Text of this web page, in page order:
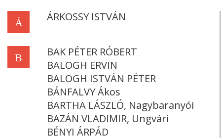
Á ÁRKOSSY ISTVÁN
B
BAK PÉTER RÓBERT
BALOGH ERVIN
BALOGH ISTVÁN PÉTER
BÁNFALVY Ákos
BARTHA LÁSZLÓ, Nagybaranyói
BAZÁN VLADIMIR, Ungvári
BÉNYI ÁRPÁD